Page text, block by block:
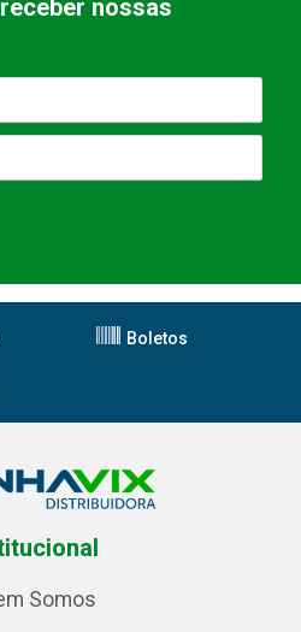
nossas
Boletos
Somos